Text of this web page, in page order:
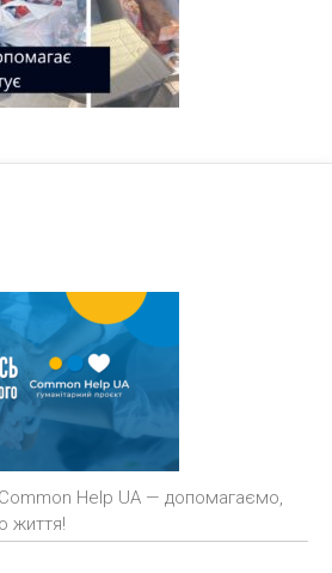
Help UA — допомагаємо,
життя!